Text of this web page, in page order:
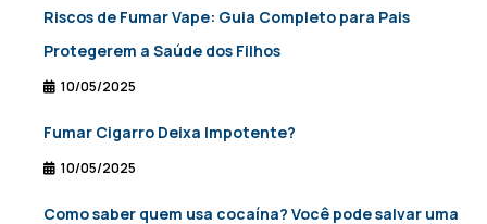
Riscos de Fumar Vape: Guia Completo para Pais
Protegerem a Saúde dos Filhos
10/05/2025
Fumar Cigarro Deixa Impotente?
10/05/2025
Como saber quem usa cocaína? Você pode salvar uma